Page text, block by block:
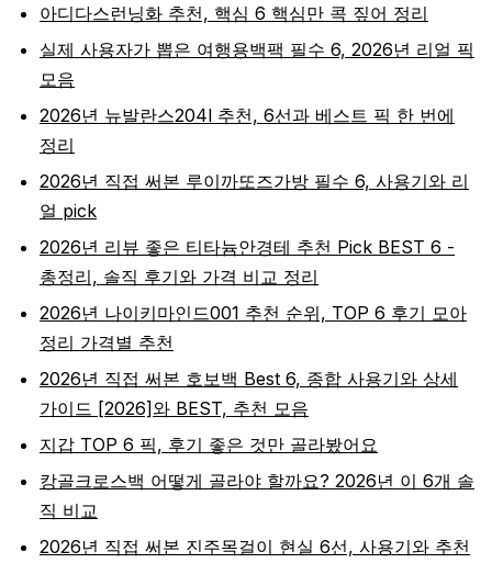
아디다스런닝화 추천, 핵심 6 핵심만 콕 짚어 정리
실제 사용자가 뽑은 여행용백팩 필수 6, 2026년 리얼 픽
모음
2026년 뉴발란스204l 추천, 6선과 베스트 픽 한 번에
정리
2026년 직접 써본 루이까또즈가방 필수 6, 사용기와 리
얼 pick
2026년 리뷰 좋은 티타늄안경테 추천 Pick BEST 6 -
총정리, 솔직 후기와 가격 비교 정리
2026년 나이키마인드001 추천 순위, TOP 6 후기 모아
정리 가격별 추천
2026년 직접 써본 호보백 Best 6, 종합 사용기와 상세
가이드 [2026]와 BEST, 추천 모음
지갑 TOP 6 픽, 후기 좋은 것만 골라봤어요
캉골크로스백 어떻게 골라야 할까요? 2026년 이 6개 솔
직 비교
2026년 직접 써본 진주목걸이 현실 6선, 사용기와 추천